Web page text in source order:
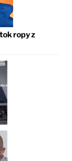
ropy z